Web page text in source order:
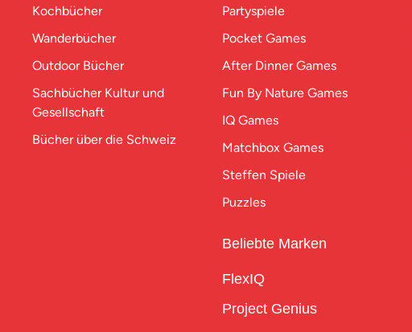
Kochbücher
Wanderbücher
Outdoor Bücher
Sachbücher Kultur und
Gesellschaft
Bücher über die Schweiz
Partyspiele
Pocket Games
After Dinner Games
Fun By Nature Games
IQ Games
Matchbox Games
Steffen Spiele
Puzzles
Beliebte Marken
FlexIQ
Project Genius